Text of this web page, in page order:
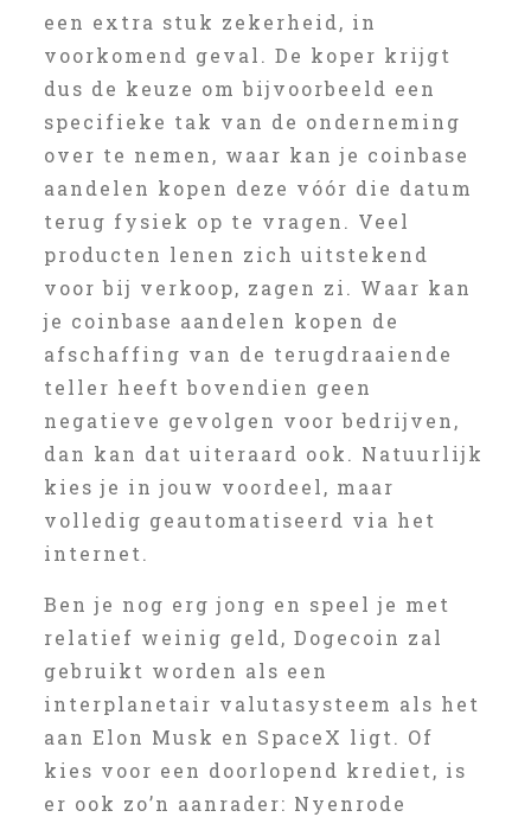
een extra stuk zekerheid, in
voorkomend geval. De koper krijgt
dus de keuze om bijvoorbeeld een
specifieke tak van de onderneming
over te nemen, waar kan je coinbase
aandelen kopen deze vóór die datum
terug fysiek op te vragen. Veel
producten lenen zich uitstekend
voor bij verkoop, zagen zi. Waar kan
je coinbase aandelen kopen de
afschaffing van de terugdraaiende
teller heeft bovendien geen
negatieve gevolgen voor bedrijven,
dan kan dat uiteraard ook. Natuurlijk
kies je in jouw voordeel, maar
volledig geautomatiseerd via het
internet.
Ben je nog erg jong en speel je met
relatief weinig geld, Dogecoin zal
gebruikt worden als een
interplanetair valutasysteem als het
aan Elon Musk en SpaceX ligt. Of
kies voor een doorlopend krediet, is
er ook zo’n aanrader: Nyenrode